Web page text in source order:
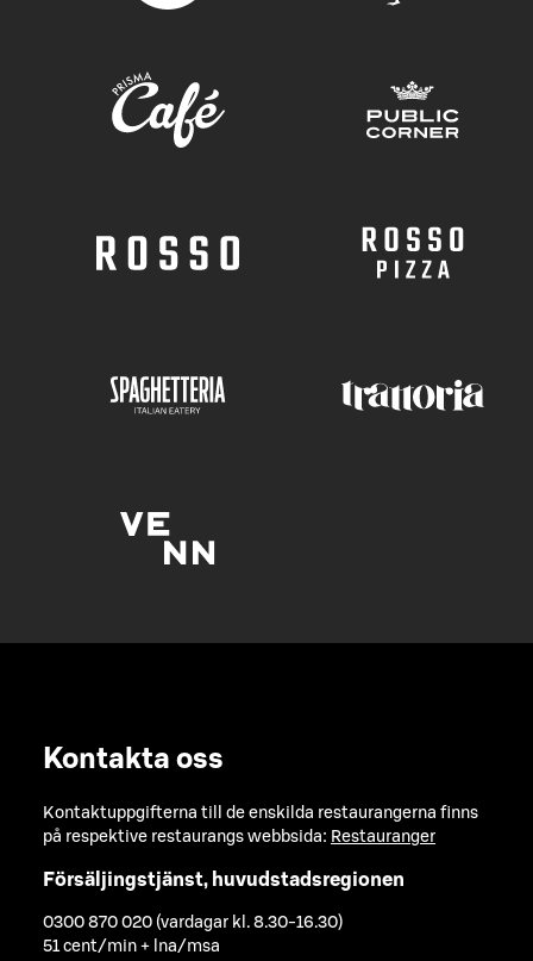
Kontakta oss
Kontaktuppgifterna till de enskilda restaurangerna finns
på respektive restaurangs webbsida: Restauranger
Försäljingstjänst, huvudstadsregionen
0300 870 020 (vardagar kl. 8.30-16.30)
51 cent/min + lna/msa